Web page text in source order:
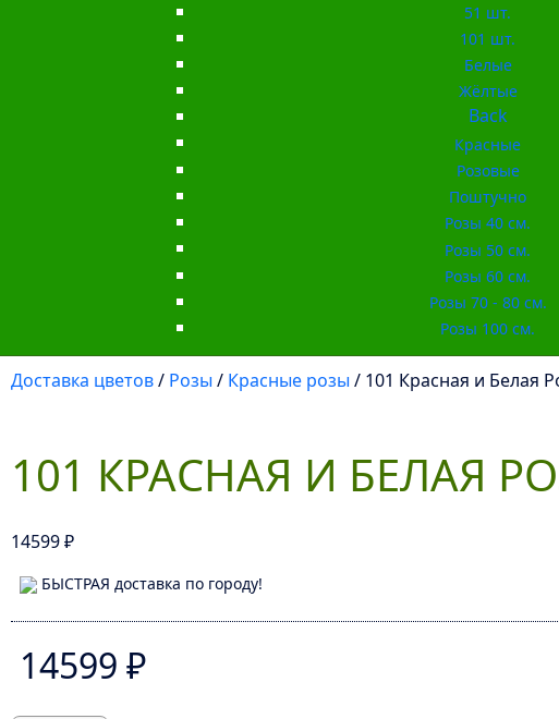
51 шт.
101 шт.
Белые
Жёлтые
Back
Красные
Розовые
Поштучно
Розы 40 см.
Розы 50 см.
Розы 60 см.
Розы 70 - 80 см.
Розы 100 см.
Доставка цветов/ Розы / Красные розы / 101 Красная и Белая
101 КРАСНАЯ И БЕЛАЯ
14599₽
БЫСТРАЯ доставка по городу!
14599 ₽